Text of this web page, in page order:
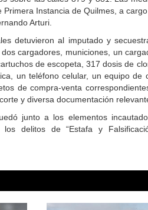
Instancia de Quilmes, a
Arturi.
detuvieron al imputado y
cargadores, municiones, un
de escopeta, 317 dosis de
un teléfono celular, un equipo de
de compra-venta
y diversa documentación
junto a los elementos
los delitos de “Estafa y